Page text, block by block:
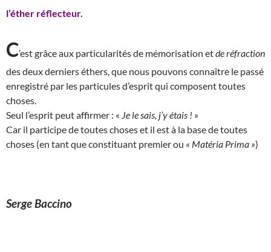
l’éther réflecteur.
C’est grâce aux particularités de mémorisation etde réfraction
des deux derniers éthers, que nous pouvons connaître le passé
enregistré par les particules d’esprit qui composent toutes
choses.
Seul l’esprit peut affirmer : « Je le sais, j’y étais ! »
Car il participe de toutes choses et il est à la base de toutes
choses (en tant que constituant premier ou « Matéria Prima »)
Serge Baccino